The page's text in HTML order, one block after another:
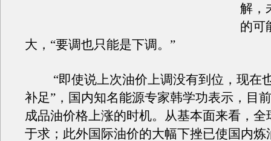
解，
的可
大，“要调也只能是下调。”
“即使说上次油价上调没有到位，现在
补足”，国内知名能源专家韩学功表示，目
成品油价格上涨的时机。从基本面来看，全
于求；此外国际油价的大幅下挫已使国内炼